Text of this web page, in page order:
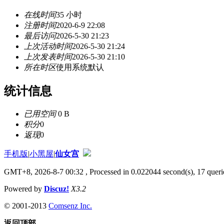
在线时间35 小时
注册时间2020-6-9 22:08
最后访问2026-5-30 21:23
上次活动时间2026-5-30 21:24
上次发表时间2026-5-30 21:10
所在时区使用系统默认
统计信息
已用空间0 B
积分0
返现0
手机版|小黑屋|仙女宫
GMT+8, 2026-8-7 00:32 , Processed in 0.022044 second(s), 17
Powered by Discuz! X3.2
© 2001-2013 Comsenz Inc.